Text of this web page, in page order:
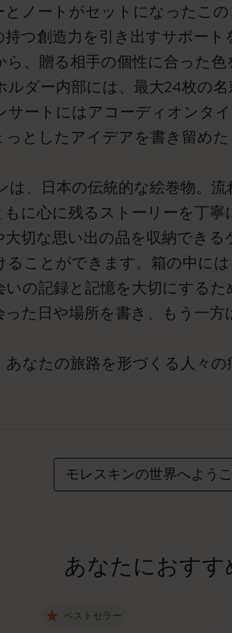
ノートがセットになったこ
つ創造力を引き出すサポート
、贈る相手の個性に合った
ダー内部には、最大24枚の
ートにはアコーディオンタ
としたアイデアを書き留め
、日本の伝統的な絵巻物。
に心に残るストーリーを丁寧
切な思い出の品を収納でき
ことができます。箱の中に
の記録と記憶を大切にする
た日や場所を書き、もう一
なたの旅路を形づくる人々
モレスキンの世界へよう
あなたにおすす
ベストセラー